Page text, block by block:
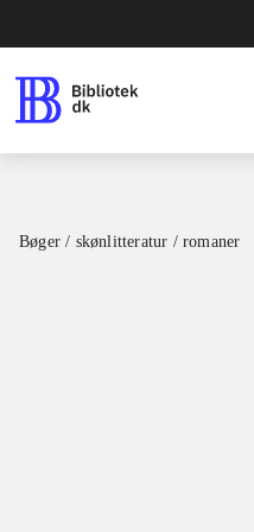
Bøger / skønlitteratur / romaner